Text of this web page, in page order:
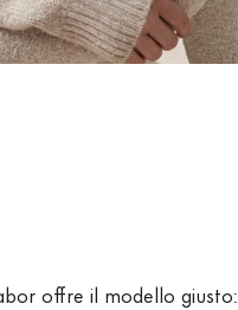
offre il modello giusto: